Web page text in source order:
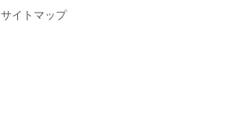
サイトマップ